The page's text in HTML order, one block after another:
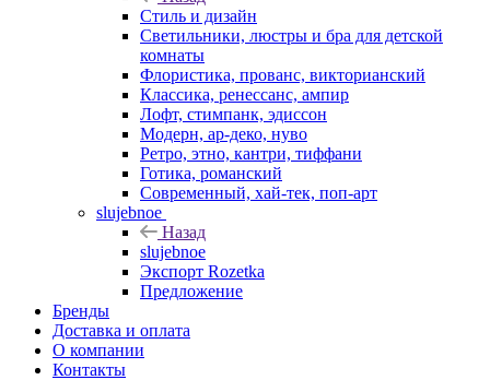
Стиль и дизайн
Светильники, люстры и бра для детской
комнаты
Флористика, прованс, викторианский
Классика, ренессанс, ампир
Лофт, стимпанк, эдиссон
Модерн, ар-деко, нуво
Ретро, этно, кантри, тиффани
Готика, романский
Современный, хай-тек, поп-арт
slujebnoe
Назад
slujebnoe
Экспорт Rozetka
Предложение
Бренды
Доставка и оплата
О компании
Контакты